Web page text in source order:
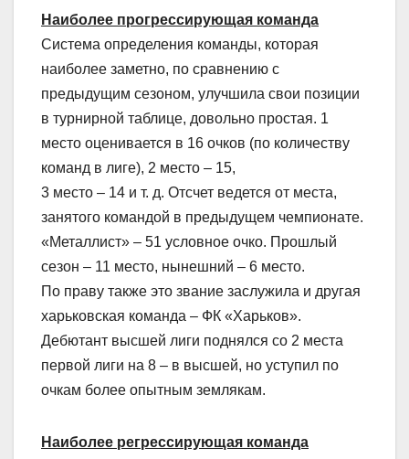
Наиболее прогрессирующая команда
Система определения команды, которая
наиболее заметно, по сравнению с
предыдущим сезоном, улучшила свои позиции
в турнирной таблице, довольно простая. 1
место оценивается в 16 очков (по количеству
команд в лиге), 2 место – 15,
3 место – 14 и т. д. Отсчет ведется от места,
занятого командой в предыдущем чемпионате.
«Металлист» – 51 условное очко. Прошлый
сезон – 11 место, нынешний – 6 место.
По праву также это звание заслужила и другая
харьковская команда – ФК «Харьков».
Дебютант высшей лиги поднялся со 2 места
первой лиги на 8 – в высшей, но уступил по
очкам более опытным землякам.
Наиболее регрессирующая команда